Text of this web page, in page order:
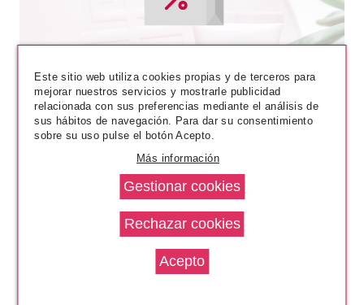
Este sitio web utiliza cookies propias y de terceros para
mejorar nuestros servicios y mostrarle publicidad
relacionada con sus preferencias mediante el análisis de
sus hábitos de navegación. Para dar su consentimiento
sobre su uso pulse el botón Acepto.
Más información